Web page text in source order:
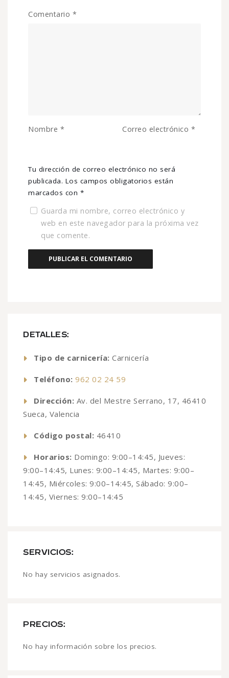
DETALLES:
Tipo de carnicería: Carnicería
Teléfono: 962 02 24 59
Dirección: Av. del Mestre Serrano, 17, 46410
Sueca, Valencia
Código postal: 46410
Horarios: Domingo: 9:00–14:45, Jueves:
9:00–14:45, Lunes: 9:00–14:45, Martes: 9:00–
14:45, Miércoles: 9:00–14:45, Sábado: 9:00–
14:45, Viernes: 9:00–14:45
SERVICIOS:
No hay servicios asignados.
PRECIOS:
No hay información sobre los precios.
Tu dirección de correo electrónico no será
publicada. Los campos obligatorios están
marcados con *
Comentario *
Nombre * Correo electrónico *
Guarda mi nombre, correo electrónico y
web en este navegador para la próxima vez
que comente.